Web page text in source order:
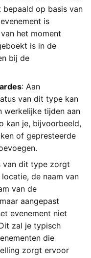
bepaald op basis van
is
het moment
is in de
bij de
: Aan
van dit type kan
werkelijke tijden aan
kan je, bijvoorbeeld,
of gepresteerde
van dit type zorgt
de naam van
van de
aangepast
evenement niet
zal je typisch
die
zorgt ervoor